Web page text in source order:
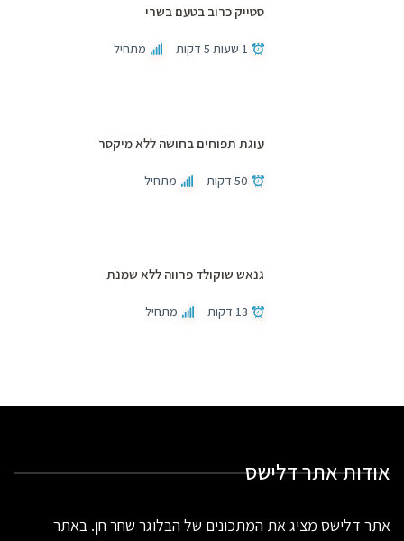
סטייק כרוב בטעם בשרי
1 שעות 5 דקות מתחיל
עוגת תפוחים בחושה ללא מיקסר
50 דקות מתחיל
גנאש שוקולד פרווה ללא שמנת
13 דקות מתחיל
אודות אתר דלישס
אתר דלישס מציג את המתכונים של הבלוגר שחר חן. באתר